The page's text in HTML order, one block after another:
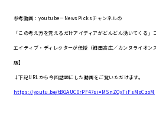
参考動画：youtubeーNewsPicksチャンネルの
「この考え方を覚えるだけアイディアがどんどん湧いてくる
エイティブ・ディレクターが伝授（細田高広／カンヌライオン
版】
↓下記URLから今回話題にした動画をご覧いただけます。
https://youtu.be/tBGAUC0rPF4?si=MSnZQxTiFsMoCzoM